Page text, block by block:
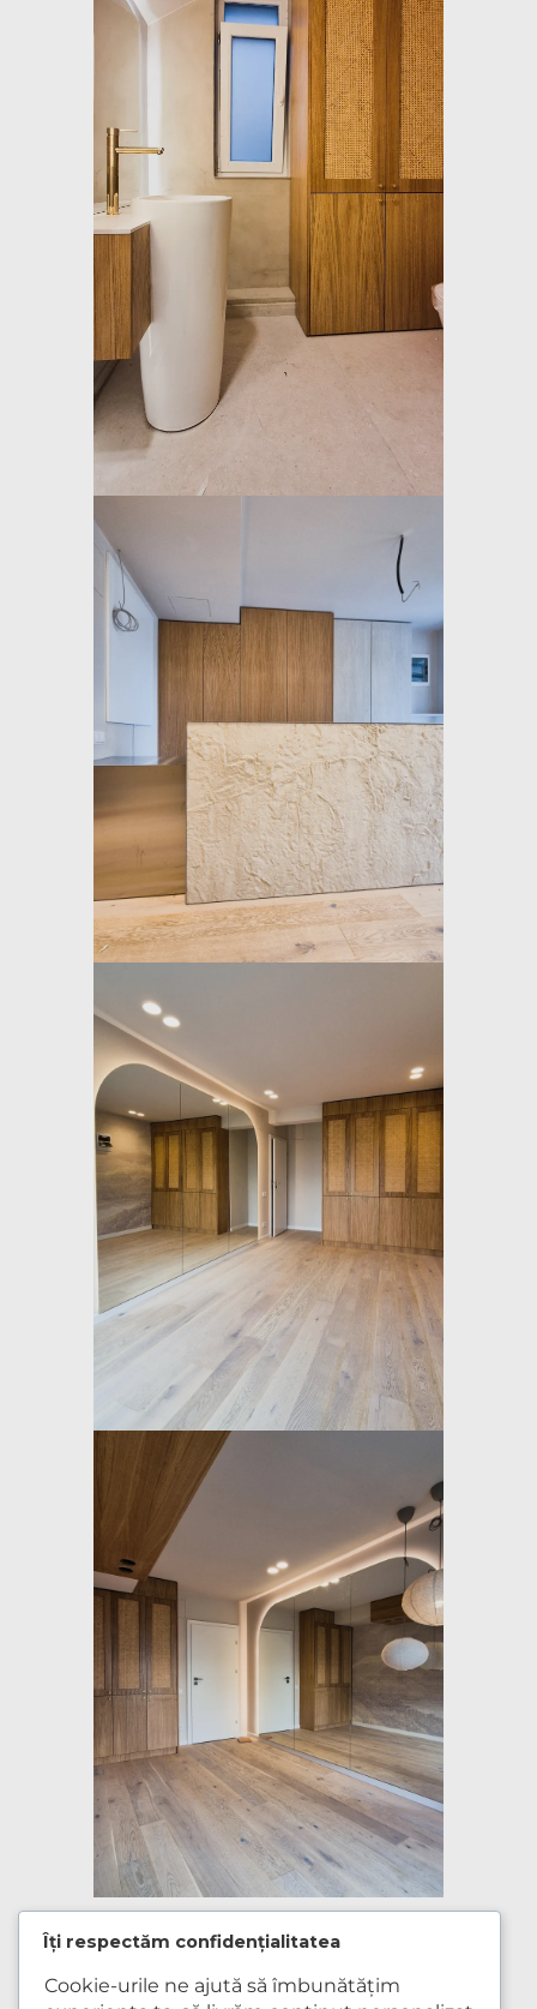
Îți respectăm confidențialitatea
Cookie-urile ne ajută să îmbunătățim